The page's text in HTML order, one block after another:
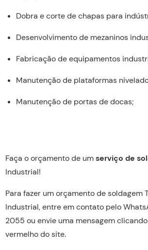
Dobra e corte de chapas para
Desenvolvimento de mezaninos
Fabricação de equipamentos
Manutenção de plataformas
Manutenção de portas de docas;
Faça o orçamento de umserviço de
Industrial!
Para fazer um orçamento de soldagem
Industrial, entre em contato pelo
2055 ou envie uma mensagem
vermelho do site.